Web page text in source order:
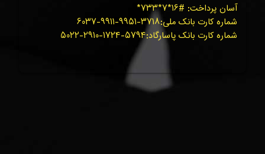
آسان پرداخت: #۱۶*۷*۷۳۳*
شماره کارت بانک ملی:۳۷۱۸-۹۹۵۱-۹۹۱۱-۶۰۳۷
شماره کارت بانک پاسارگاد:۵۷۹۴-۱۷۲۴-۲۹۱۰-۵۰۲۲